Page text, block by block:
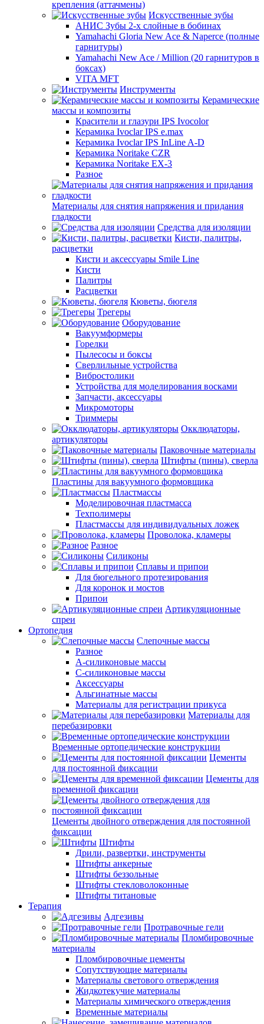
крепления (аттачмены)
Искусственные зубы
АНИС Зубы 2-х слойные в бобинах
Yamahachi Gloria New Ace & Naperce (полные
гарнитуры)
Yamahachi New Ace / Million (20 гарнитуров в
боксах)
VITA MFT
Инструменты
Керамические
массы и композиты
Красители и глазури IPS Ivocolor
Керамика Ivoclar IPS e.max
Керамика Ivoclar IPS InLine A-D
Керамика Noritake CZR
Керамика Noritake EX-3
Разное
Материалы для снятия напряжения и придания
гладкости
Средства для изоляции
Кисти, палитры,
расцветки
Кисти и аксессуары Smile Line
Кисти
Палитры
Расцветки
Кюветы, бюгеля
Трегеры
Оборудование
Вакуумформеры
Горелки
Пылесосы и боксы
Сверлильные устройства
Вибростолики
Устройства для моделирования восками
Запчасти, аксессуары
Микромоторы
Триммеры
Окклюдаторы,
артикуляторы
Паковочные материалы
Штифты (пины), сверла
Пластины для вакуумного формовщика
Пластмассы
Моделировочная пластмасса
Техполимеры
Пластмассы для индивидуальных ложек
Проволока, кламеры
Разное
Силиконы
Сплавы и припои
Для бюгельного протезирования
Для коронок и мостов
Припои
Артикуляционные
спреи
Ортопедия
Слепочные массы
Разное
А-силиконовые массы
С-силиконовые массы
Аксессуары
Альгинатные массы
Материалы для регистрации прикуса
Материалы для
перебазировки
Временные ортопедические конструкции
Цементы
для постоянной фиксации
Цементы для
временной фиксации
Цементы двойного отверждения для постоянной
фиксации
Штифты
Дрили, развертки, инструменты
Штифты анкерные
Штифты беззольные
Штифты стекловолоконные
Штифты титановые
Терапия
Адгезивы
Протравочные гели
Пломбировочные
материалы
Пломбировочные цементы
Сопутствующие материалы
Материалы светового отверждения
Жидкотекучие материалы
Материалы химического отверждения
Временные материалы